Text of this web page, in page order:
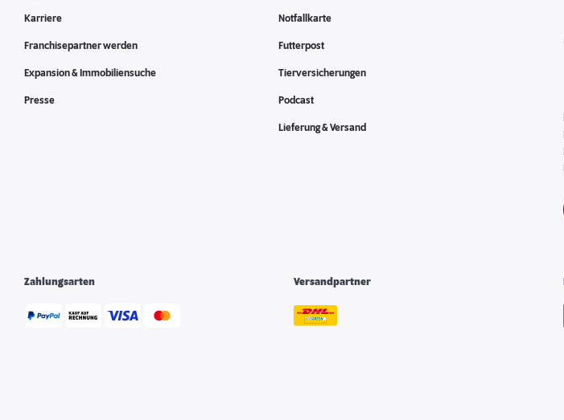
Karriere
Franchisepartner werden
Expansion & Immobiliensuche
Presse
Notfallkarte
Futterpost
Tierversicherungen
Podcast
Lieferung & Versand
Zahlungsarten Versandpartner